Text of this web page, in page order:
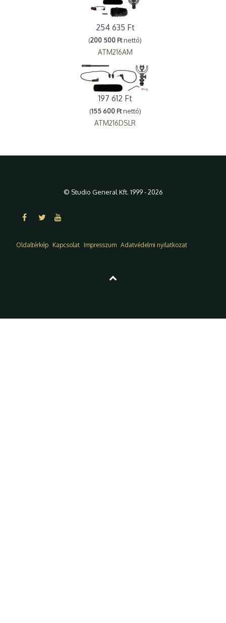
254 635 Ft
(200 500 Ftnettó)
ATM216AM
197 612 Ft
(155 600 Ftnettó)
ATM216DSLR
© Studio General Kft. 1999 - 2026
Oldaltérkép Kapcsolat Impresszum Adatvédelmi nyilatkozat